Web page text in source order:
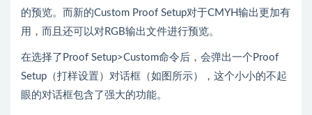
的预览。而新的Custom Proof Setup对于CMYH输出更加有
用，而且还可以对RGB输出文件进行预览。
在选择了Proof Setup>Custom命令后，会弹出一个Proof
Setup（打样设置）对话框（如图所示），这个小小的不起
眼的对话框包含了强大的功能。